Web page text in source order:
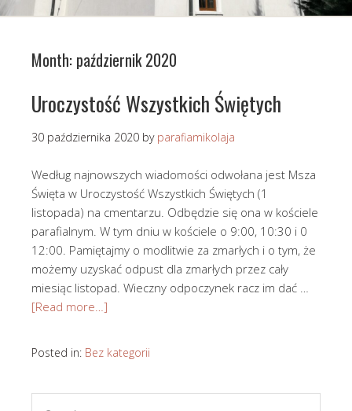
Month: październik 2020
Uroczystość Wszystkich Świętych
30 października 2020 by parafiamikolaja
Według najnowszych wiadomości odwołana jest Msza
Święta w Uroczystość Wszystkich Świętych (1
listopada) na cmentarzu. Odbędzie się ona w kościele
parafialnym. W tym dniu w kościele o 9:00, 10:30 i 0
12:00. Pamiętajmy o modlitwie za zmarłych i o tym, że
możemy uzyskać odpust dla zmarłych przez cały
miesiąc listopad. Wieczny odpoczynek racz im dać …
[Read more…]
Posted in: Bez kategorii